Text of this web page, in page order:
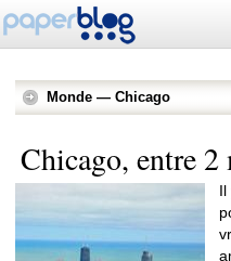
Monde — Chicago
Chicago, entre
Il